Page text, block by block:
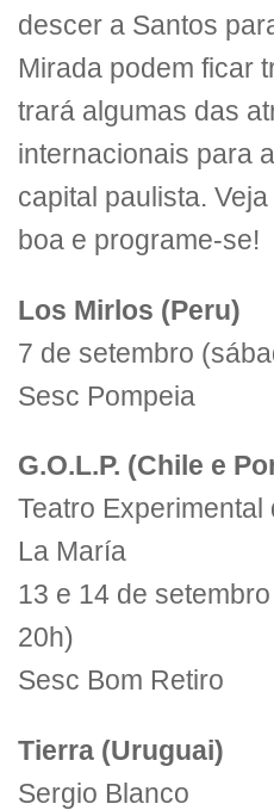
descer a Santos
Mirada podem ficar
trará algumas das
internacionais para
capital paulista.
boa e programe-se!
Los Mirlos (Peru)
7 de setembro
Sesc Pompeia
G.O.L.P. (Chile e
Teatro Experimental
La María
13 e 14 de
20h)
Sesc Bom Retiro
Tierra (Uruguai)
Sergio Blanco